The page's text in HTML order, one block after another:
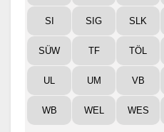
SI SIG SLK
SÜW TF TÖL
UL UM VB
WB WEL WES